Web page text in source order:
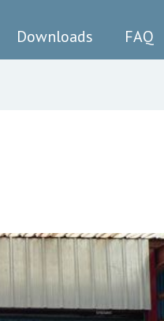
Downloads FAQ